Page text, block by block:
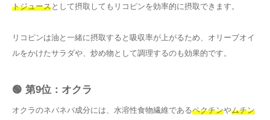
トジュースとして摂取してもリコピンを効率的に摂取できます。
リコピンは油と一緒に摂取すると吸収率が上がるため、オリーブオイ
ルをかけたサラダや、炒め物として調理するのも効果的です。
🟢 第9位：オクラ
オクラのネバネバ成分には、水溶性食物繊維であるペクチンやムチン